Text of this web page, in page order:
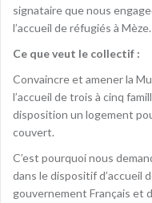
signataire que nous
l’accueil de réfugiés à Mèze.
Ce que veut le collectif :
Convaincre et amener la
l’accueil de trois à cinq
disposition un logement
couvert.
C’est pourquoi nous
dans le dispositif d’accueil
gouvernement Français et